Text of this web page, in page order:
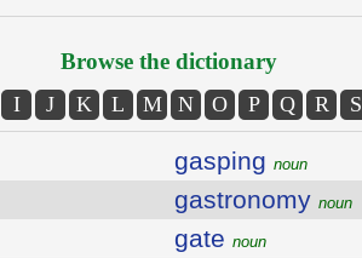
Browse the dictionary
I J K L M N O P Q R S
gasping noun
gastronomy noun
gate noun